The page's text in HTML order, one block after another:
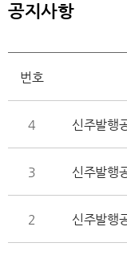
공지사항
번호
4 신주발행
3 신주발행
2 신주발행